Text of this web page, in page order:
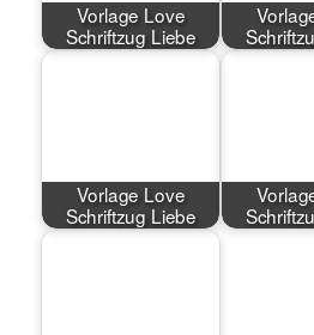
Vorlage Love
Schriftzug Liebe
Vorlage Love
Schriftzug Liebe